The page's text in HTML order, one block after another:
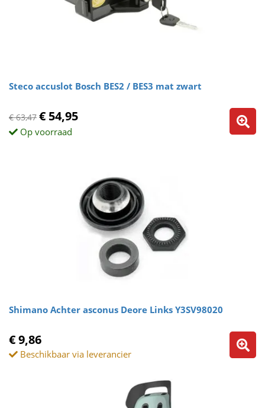
Steco accuslot Bosch BES2 / BES3 mat zwart
€ 63,47 € 54,95
Op voorraad
Shimano Achter asconus Deore Links Y3SV98020
€ 9,86
Beschikbaar via leverancier